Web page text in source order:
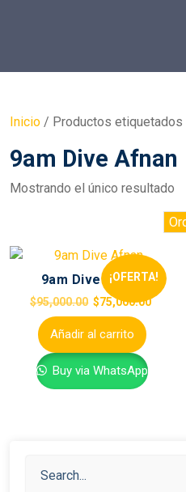
Inicio / Productos etiquetados
9am Dive Afnan
Mostrando el único resultado
¡OFERTA!
9am Dive Afnan
$95,000.00 $75,000.00
Añadir al carrito
Buy via WhatsApp